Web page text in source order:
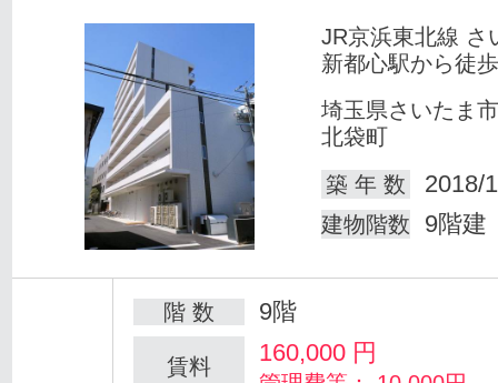
JR京浜東北線 さ
新都心駅から徒
埼玉県さいたま
北袋町
築 年 数
2018/
建物階数 9階建
階 数 9階
賃料 160,000 円